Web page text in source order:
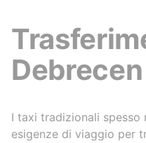
Debrecen
I taxi tradizionali spesso
esigenze di viaggio per